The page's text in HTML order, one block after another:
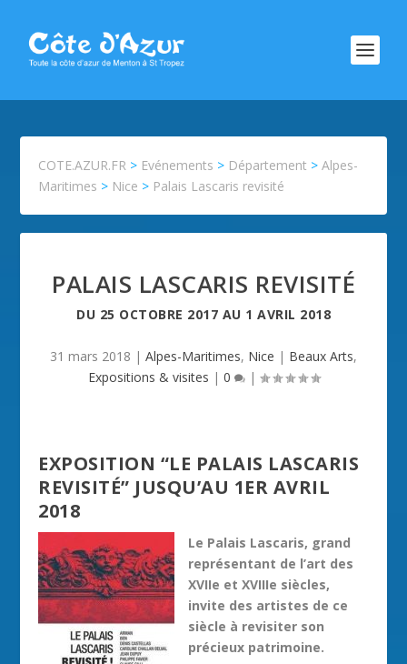
COTE.AZUR.FR > Evénements > Département >Alpes-
Maritimes > Nice > Palais Lascaris revisité
PALAIS LASCARIS REVISITÉ
DU 25 OCTOBRE 2017 AU 1 AVRIL 2018
31 mars 2018 | Alpes-Maritimes, Nice | Beaux Arts,
Expositions & visites | 0 |
EXPOSITION “LE PALAIS LASCARIS
REVISITÉ” JUSQU’AU 1ER AVRIL
2018
Le Palais Lascaris, grand
représentant de l’art des
XVIIe et XVIIIe siècles,
invite des artistes de ce
siècle à revisiter son
précieux patrimoine.